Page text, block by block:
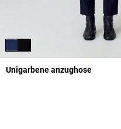
Unigarbene anzughose